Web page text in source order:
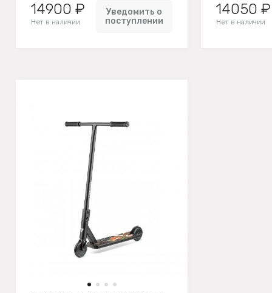
14900 ₽
Нет в наличии
Уведомить о
поступлении
14050 ₽
Нет в наличии